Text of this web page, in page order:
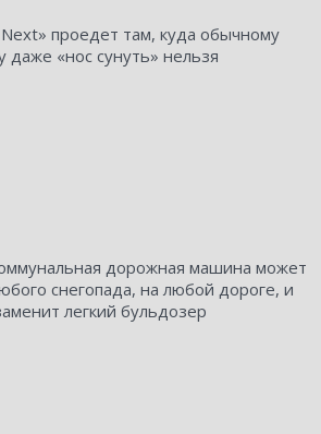
Next» проедет там, куда обычному
даже «нос сунуть» нельзя
дорожная машина может
снегопада, на любой дороге, и
легкий бульдозер